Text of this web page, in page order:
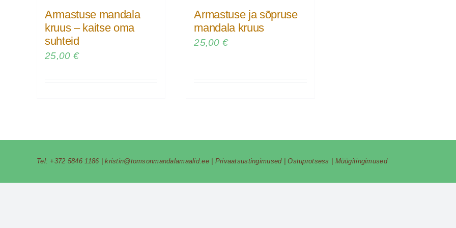
Armastuse mandala
kruus – kaitse oma
suhteid
25,00 €
Armastuse ja sõpruse
mandala kruus
25,00€
Tel: +372 5846 1186 |kristin@tomsonmandalamaalid.ee| Privaatsustingimused|Ostuprotsess Müügitingimused